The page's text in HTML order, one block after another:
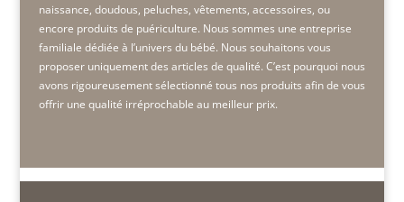
naissance, doudous, peluches, vêtements, accessoires, ou
encore produits de puériculture. Nous sommes une entreprise
familiale dédiée à l’univers du bébé. Nous souhaitons vous
proposer uniquement des articles de qualité. C’est pourquoi nous
avons rigoureusement sélectionné tous nos produits afin de vous
offrir une qualité irréprochable au meilleur prix.